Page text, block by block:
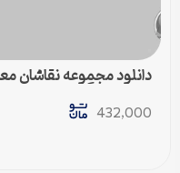
هنرمند بزرگ
432,000